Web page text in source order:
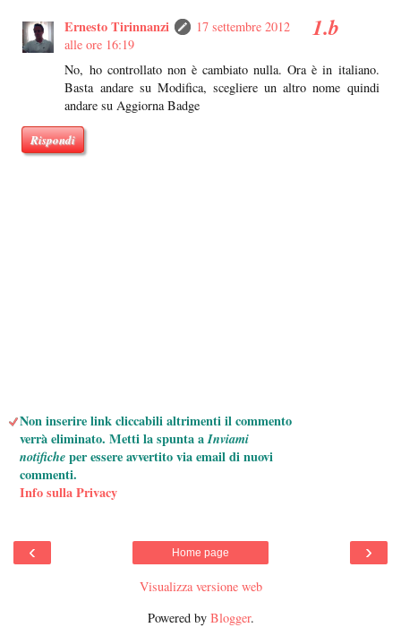
Ernesto Tirinnanzi
17 settembre 2012
alle ore 16:19
No, ho controllato non è cambiato nulla. Ora è in italiano.
Basta andare su Modifica, scegliere un altro nome quindi
andare su Aggiorna Badge
Rispondi
Non inserire link cliccabili altrimenti il commento
verrà eliminato. Metti la spunta aInviami
notificheper essere avvertito via email di nuovi
commenti.
Info sulla Privacy
‹ ›
Home page
Visualizza versione web
Powered by Blogger.